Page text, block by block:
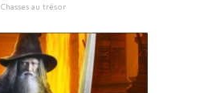
Chasses au trésor